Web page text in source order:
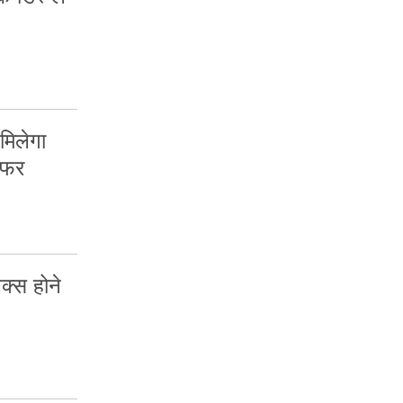
होने